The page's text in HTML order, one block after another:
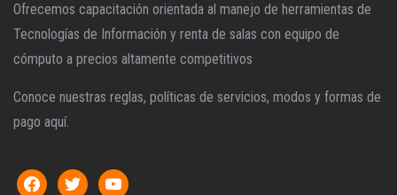
Ofrecemos capacitación orientada al manejo de herramientas de
Tecnologías de Información y renta de salas con equipo de
cómputo a precios altamente competitivos
Conoce nuestras reglas, políticas de servicios, modos y formas de
pago aquí.